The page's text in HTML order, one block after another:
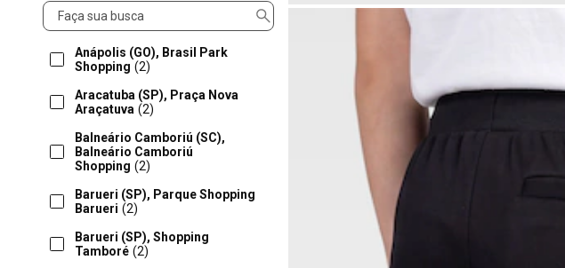
Loja
Anápolis (GO), Brasil Park
Shopping (2)
Aracatuba (SP), Praça Nova
Araçatuva (2)
Balneário Camboriú (SC),
Balneário Camboriú
Shopping (2)
Barueri (SP), Parque Shopping
Barueri (2)
Barueri (SP), Shopping
Tamboré (2)